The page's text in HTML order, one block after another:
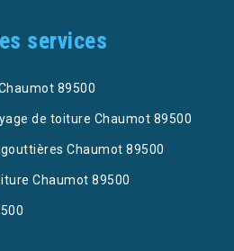
services
89500
de toiture Chaumot 89500
Chaumot 89500
Chaumot 89500